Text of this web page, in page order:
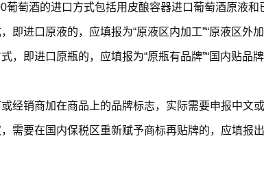
葡萄酒的进口方式包括用皮酿容器进口葡萄酒原液
即进口原液的，应填报为“原液区内加工”“原液区
，即进口原瓶的，应填报为“原瓶有品牌”“国内贴品
经销商加在商品上的品牌标志，实际需要申报中文
需要在国内保税区重新赋予商标再贴牌的，应填报